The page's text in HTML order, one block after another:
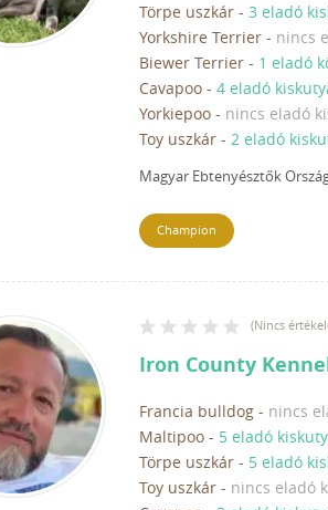
Törpe uszkár - 3 eladó
Yorkshire Terrier - nincs
Biewer Terrier - 1 eladó
Cavapoo - 4 eladó
Yorkiepoo - nincs eladó
Toy uszkár - 2 eladó
Magyar Ebtenyésztők
Champion
(Nincs
Iron County
Francia bulldog - nincs
Maltipoo - 5 eladó
Törpe uszkár - 5 eladó
Toy uszkár - nincs eladó